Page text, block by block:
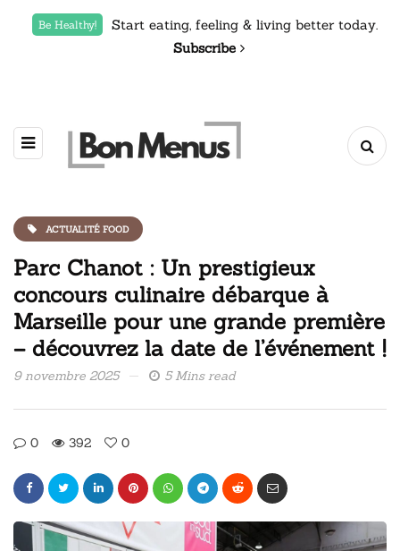
Be Healthy!
Start eating, feeling & living better today.
Subscribe
ACTUALITÉ FOOD
Parc Chanot : Un prestigieux
concours culinaire débarque à
Marseille pour une grande première
– découvrez la date de l’événement !
9 novembre 2025 5 Mins read
0 392 0